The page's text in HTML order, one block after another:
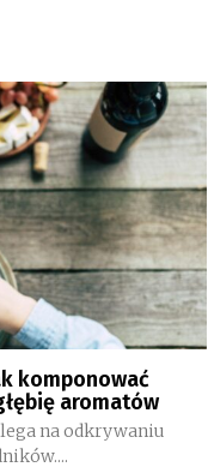
komponować
aromatów
na odkrywaniu